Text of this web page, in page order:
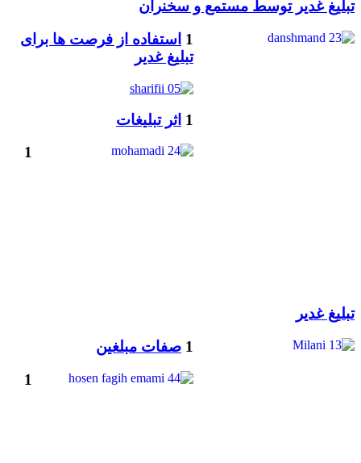
تبليغ غدير توسط مستمع و سخنران
1 استفاده از فرصت ها برای
تبلیغ غدیر
1 اثر تبلیغات
1
تبلیغ غدیر
1 صفات مبلغین
1